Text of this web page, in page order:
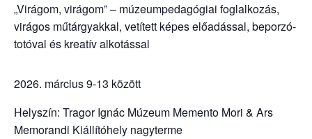
„Virágom, virágom” – múzeumpedagógiai foglalkozás,
virágos műtárgyakkal, vetített képes előadással, beporzó-
totóval és kreatív alkotással
március 9-13 között
Helyszín: Tragor Ignác Múzeum Memento Mori & Ars
Memorandi Kiállítóhely nagyterme